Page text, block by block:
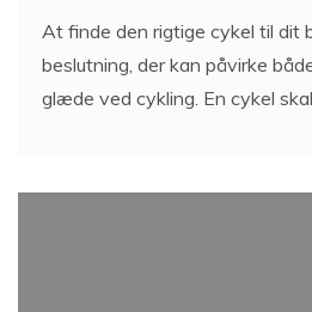
At finde den rigtige cykel til dit
beslutning, der kan påvirke
glæde ved cykling. En cykel skal